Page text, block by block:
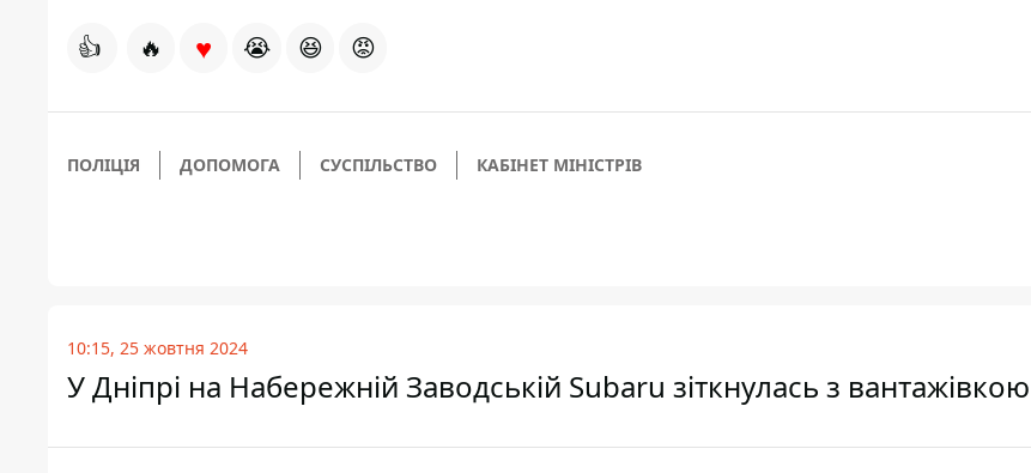
👍 🔥 ♥ 😭 😆 😡
ПОЛІЦІЯ ДОПОМОГА СУСПІЛЬСТВО КАБІНЕТ МІНІСТРІВ
10:15, 25 жовтня 2024
У Дніпрі на Набережній Заводській Subaru зіткнулась з вантажівкою